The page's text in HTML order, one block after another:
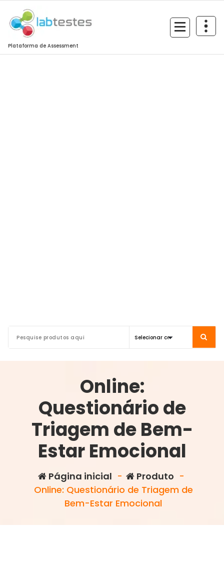
Plataforma de Assessment
Online:
Questionário de
Triagem de Bem-
Estar Emocional
Página inicial - Produto -
Online: Questionário de Triagem de
Bem-Estar Emocional